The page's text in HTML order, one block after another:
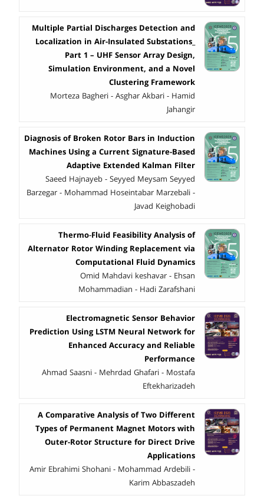
Multiple Partial Discharges Detection and
Localization in Air-Insulated Substations_
Part 1 – UHF Sensor Array Design,
Simulation Environment, and a Novel
Clustering Framework
Morteza Bagheri - Asghar Akbari - Hamid
Jahangir
Diagnosis of Broken Rotor Bars in Induction
Machines Using a Current Signature-Based
Adaptive Extended Kalman Filter
Saeed Hajnayeb - Seyyed Meysam Seyyed
Barzegar - Mohammad Hoseintabar Marzebali -
Javad Keighobadi
Thermo‑Fluid Feasibility Analysis of
Alternator Rotor Winding Replacement via
Computational Fluid Dynamics
Omid Mahdavi keshavar - Ehsan
Mohammadian - Hadi Zarafshani
Electromagnetic Sensor Behavior
Prediction Using LSTM Neural Network for
Enhanced Accuracy and Reliable
Performance
Ahmad Saasni - Mehrdad Ghafari - Mostafa
Eftekharizadeh
A Comparative Analysis of Two Different
Types of Permanent Magnet Motors with
Outer-Rotor Structure for Direct Drive
Applications
Amir Ebrahimi Shohani - Mohammad Ardebili -
Karim Abbaszadeh